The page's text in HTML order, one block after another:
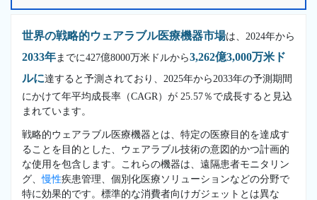
世界の戦略的ウェアラブル医療機器市場は、2024年から
2033年 までに427億8000万米ドルから3,262億3,000万米ド
ルに達すると予測されており、2025年から2033年の予測期間
にかけて年平均成長率（CAGR）が 25.57％で成長すると見込
まれています。
戦略的ウェアラブル医療機器とは、特定の医療目的を達成す
ることを目的とした、ウェアラブル技術の意図的かつ計画的
な使用を包含します。これらの機器は、遠隔患者モニタリン
グ、慢性疾患管理、個別化医療ソリューションなどの分野で
特に効果的です。標準的な消費者向けガジェットとは異な